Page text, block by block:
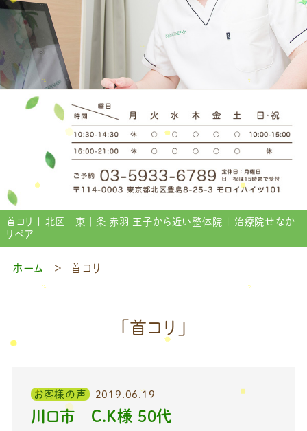
首コリ | 北区 東十条 赤羽 王子から近い整体院 | 治療院せなか
リペア
ホーム 首コリ
「首コリ」
お客様の声 2019.06.19
川口市 C.K様 50代